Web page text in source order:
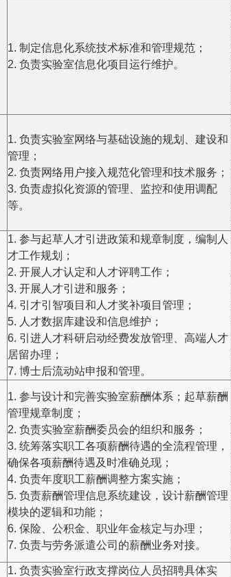
1. 制定信息化系统技术标准和管理规范；
2. 负责实验室信息化项目运行维护。
1. 负责实验室网络与基础设施的规划、建设和
管理；
2. 负责网络用户接入规范化管理和技术服务；
3. 负责虚拟化资源的管理、监控和使用调配
等。
1. 参与起草人才引进政策和规章制度，编制人
才工作规划；
2. 开展人才认定和人才评聘工作；
3. 开展人才引进和服务；
4. 引才引智项目和人才奖补项目管理；
5. 人才数据库建设和信息维护；
6. 引进人才科研启动经费发放管理、高端人才
居留办理；
7. 博士后流动站申报和管理。
1. 参与设计和完善实验室薪酬体系；起草薪酬
管理规章制度；
2. 负责实验室薪酬委员会的组织和服务；
3. 统筹落实职工各项薪酬待遇的全流程管理，
确保各项薪酬待遇及时准确兑现；
4. 负责年度职工薪酬调整方案实施；
5. 负责薪酬管理信息系统建设，设计薪酬管理
模块的逻辑和功能；
6. 保险、公积金、职业年金核定与办理；
7. 负责与劳务派遣公司的薪酬业务对接。
1. 负责实验室行政支撑岗位人员招聘具体实